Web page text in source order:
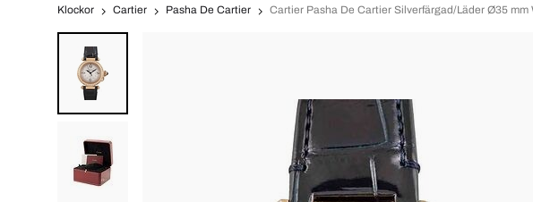
Klockor Cartier Pasha De Cartier Cartier Pasha De Cartier Silverfärgad/Läder Ø35 mm